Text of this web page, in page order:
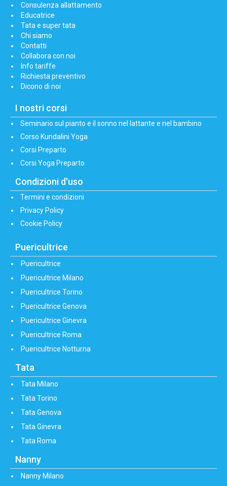
Consulenza allattamento
Educatrice
Tata e super tata
Chi siamo
Contatti
Collabora con noi
Info tariffe
Richiesta preventivo
Dicono di noi
I nostri corsi
Seminario sul pianto e il sonno nel lattante e nel bambino
Corso Kundalini Yoga
Corsi Preparto
Corsi Yoga Preparto
Condizioni d'uso
Termini e condizioni
Privacy Policy
Cookie Policy
Puericultrice
Puericultrice
Puericultrice Milano
Puericultrice Torino
Puericultrice Genova
Puericultrice Ginevra
Puericultrice Roma
Puericultrice Notturna
Tata
Tata Milano
Tata Torino
Tata Genova
Tata Ginevra
Tata Roma
Nanny
Nanny Milano